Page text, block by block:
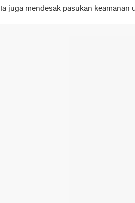
Ia juga mendesak pasukan